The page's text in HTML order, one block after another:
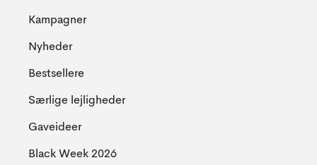
Kampagner
Nyheder
Bestsellere
Særlige lejligheder
Gaveideer
Black Week 2026